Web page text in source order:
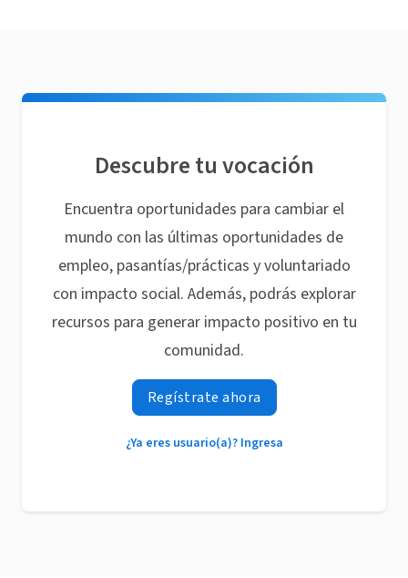
Descubre tu vocación
Encuentra oportunidades para cambiar el
mundo con las últimas oportunidades de
empleo, pasantías/prácticas y voluntariado
con impacto social. Además, podrás explorar
recursos para generar impacto positivo en tu
comunidad.
Regístrate ahora
¿Ya eres usuario(a)? Ingresa